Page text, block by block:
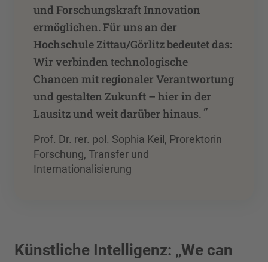
und Forschungskraft Innovation
ermöglichen. Für uns an der
Hochschule Zittau/Görlitz bedeutet das:
Wir verbinden technologische
Chancen mit regionaler Verantwortung
und gestalten Zukunft – hier in der
Lausitz und weit darüber hinaus. ”
Prof. Dr. rer. pol. Sophia Keil, Prorektorin
Forschung, Transfer und
Internationalisierung
Künstliche Intelligenz: „We can